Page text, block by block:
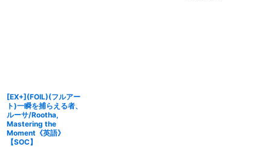
[EX+](FOIL)(フルアー
ト)一瞬を捕らえる者、
ルーサ/Rootha,
Mastering the
Moment《英語》
【SOC】